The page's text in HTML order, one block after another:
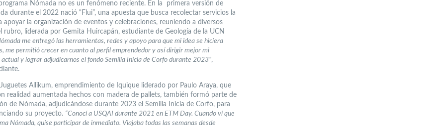
Nómada no es un fenómeno reciente. En la primera versión de
durante el 2022 nació “Flui”, una apuesta que busca recolectar servicios la
apoyar la organización de eventos y celebraciones, reuniendo a diversos
rubro, liderada por Gemita Huircapán, estudiante de Geología de la UCN
me entregó las herramientas, redes y apoyo para que mi idea se hiciera
me permitió crecer en cuanto al perfil emprendedor y así dirigir mejor mi
y lograr adjudicarnos el fondo Semilla Inicia de Corfo durante 2023”,
Allikum, emprendimiento de Iquique liderado por Paulo Araya, que
realidad aumentada hechos con madera de pallets, también formó parte de
de Nómada, adjudicándose durante 2023 el Semilla Inicia de Corfo, para
su proyecto. “Conocí a USQAI durante 2021 en ETM Day. Cuando vi que
Nómada, quise participar de inmediato. Viajaba todas las semanas desde